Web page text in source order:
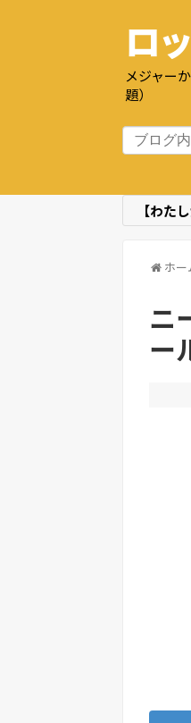
ロ
メジャー
題）
【わた
ホー
ニ
ー